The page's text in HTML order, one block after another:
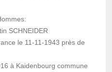
SCHNEIDER
le 11-11-1943 près de
à Kaidenbourg commune